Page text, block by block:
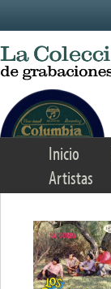
Inicio
Artistas